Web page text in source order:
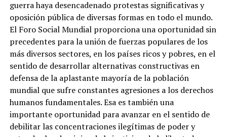
guerra haya desencadenado protestas significativas y
oposición pública de diversas formas en todo el mundo.
El Foro Social Mundial proporciona una oportunidad sin
precedentes para la unión de fuerzas populares de los
más diversos sectores, en los países ricos y pobres, en el
sentido de desarrollar alternativas constructivas en
defensa de la aplastante mayoría de la población
mundial que sufre constantes agresiones a los derechos
humanos fundamentales. Esa es también una
importante oportunidad para avanzar en el sentido de
debilitar las concentraciones ilegítimas de poder y